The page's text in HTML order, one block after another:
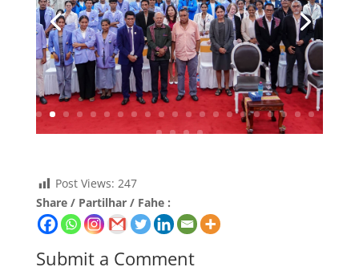
Post Views: 247
Share / Partilhar / Fahe :
Submit a Comment